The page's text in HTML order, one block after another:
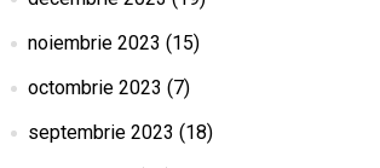
noiembrie 2023 (15)
octombrie 2023 (7)
septembrie 2023 (18)